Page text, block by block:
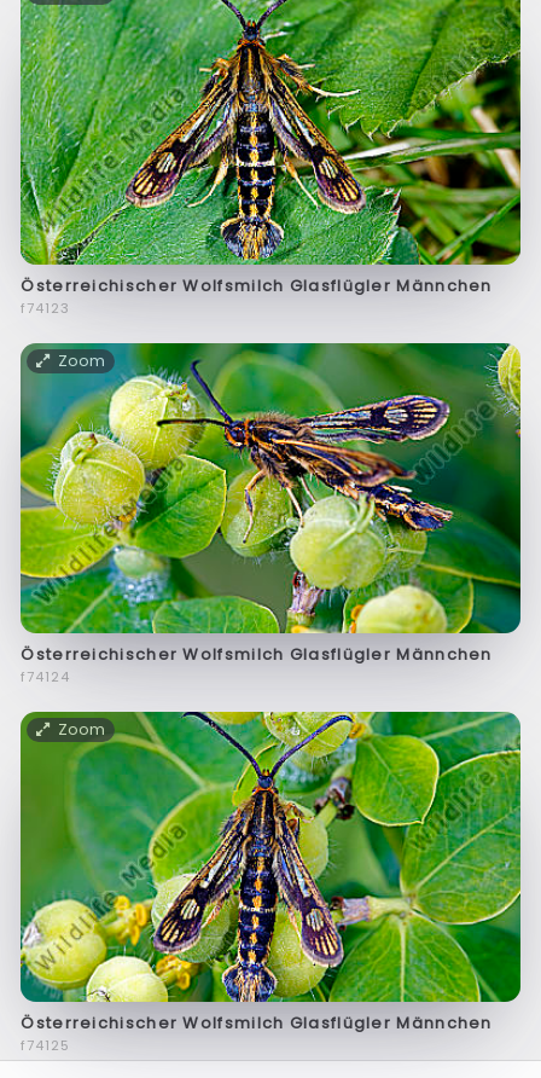
Österreichischer Wolfsmilch Glasflügler Männchen
f74123
Zoom
Österreichischer Wolfsmilch Glasflügler Männchen
f74124
Zoom
Österreichischer Wolfsmilch Glasflügler Männchen
f74125